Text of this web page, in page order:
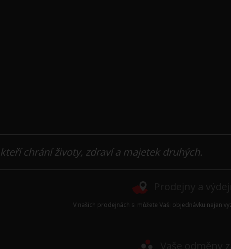
chrání životy, zdraví a majetek druhých.
V našich prodejnách si můžete Vaši objednávku nejen